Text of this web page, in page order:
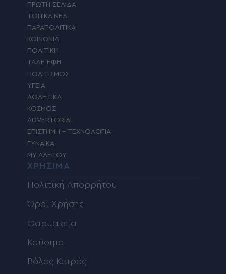
ΠΡΩΤΗ ΣΕΛΙΔΑ
ΤΟΠΙΚΑ ΝΕΑ
ΠΑΡΑΠΟΛΙΤΙΚΑ
ΚΟΙΝΩΝΙΑ
ΠΟΛΙΤΙΚΗ
ΤΑΔΕ ΕΦΗ
ΠΟΛΙΤΙΣΜΟΣ
ΥΓΕΙΑ
ΑΘΛΗΤΙΚΑ
ΚΟΣΜΟΣ
ADVERTORIAL
ΕΠΙΣΤΗΜΗ – ΤΕΧΝΟΛΟΓΙΑ
ΓΥΝΑΙΚΑ
MY ΑΛΕΠΟΥ
ΧΡΗΣΙΜΑ
Πολιτική Απορρήτου
Όροι Χρήσης
Φαρμακεία
Καύσιμα
Βόλος Καιρός